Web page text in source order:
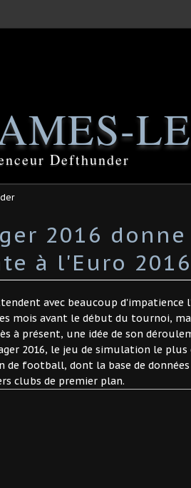
Defthunder
2016 donne
avec beaucoup d'impatience
mois avant le début du tournoi,
à présent, une idée de son
2016, le jeu de simulation le
de football, dont la base de
clubs de premier plan.